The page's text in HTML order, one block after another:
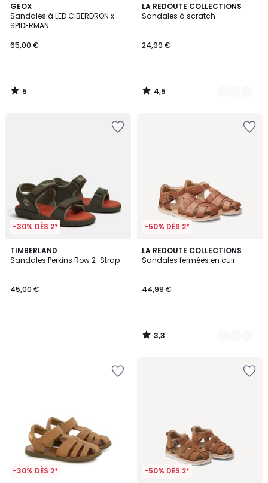
GEOX
Sandales à LED CIBERDRON x
SPIDERMAN
65,00 €
5
/
5
5
/
LA REDOUTE COLLECTIONS
Sandales à scratch
24,99 €
4,5
/ 5
2
Couleurs
4,5
/
-30% DÈS 2*
TIMBERLAND
Sandales Perkins Row 2-Strap
45,00 €
-50% DÈS 2*
LA REDOUTE COLLECTIONS
Sandales fermées en cuir
44,99 €
3,3
/ 5
2
Couleurs
3,3
/
-30% DÈS 2* -50% DÈS 2*